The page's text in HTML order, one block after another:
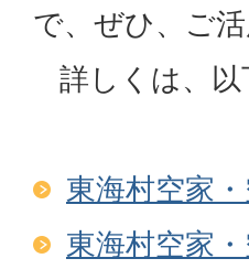
で、ぜひ、ご活
詳しくは、以
東海村空家
東海村空家